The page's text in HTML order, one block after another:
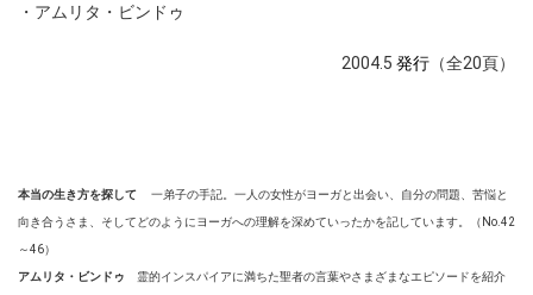
・アムリタ・ビンドゥ
2004.5 発行 （全20頁）
本当の生き方を探して 一弟子の手記。一人の女性がヨーガと出会い、自分の問題、苦悩と
向き合うさま、そしてどのようにヨーガへの理解を深めていったかを記しています。（No.42
～46）
アムリタ・ビンドゥ 霊的インスパイアに満ちた聖者の言葉やさまざまなエピソードを紹介